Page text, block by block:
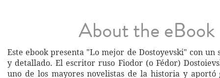
About the eBook
Este ebook presenta "Lo mejor de Dostoyevski" con un
y detallado. El escritor ruso Fiodor (o Fédor)
uno de los mayores novelistas de la historia y aportó